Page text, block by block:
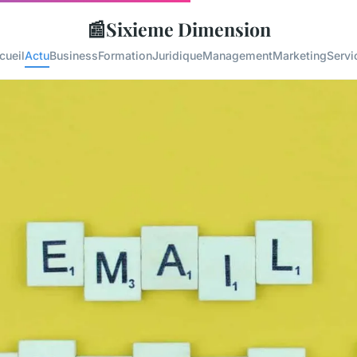
📰Sixieme Dimension
ActuBusinessFormationJuridiqueManagementMarketing